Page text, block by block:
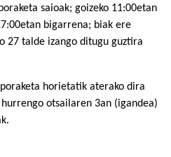
saioak; goizeko 11:00etan
bigarrena; biak ere
27 talde izango ditugu guztira
horietatik aterako dira
otsailaren 3an (igandea)